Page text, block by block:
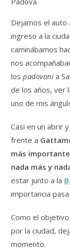
Dejamos el
ingreso a la
caminábamos
nos
lospadovani a
de los años, ver
uno de mis
Casi en un abrir
frente a
más
nada más y
estar junto a la
importancia
Como el
por la ciudad,
momento.